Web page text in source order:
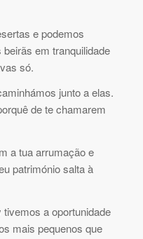
e podemos
em tranquilidade
só.
junto a elas.
de te chamarem
a tua arrumação e
património salta à
tivemos a oportunidade
mais pequenos que